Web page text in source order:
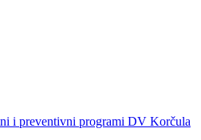
i preventivni programi DV Korčula